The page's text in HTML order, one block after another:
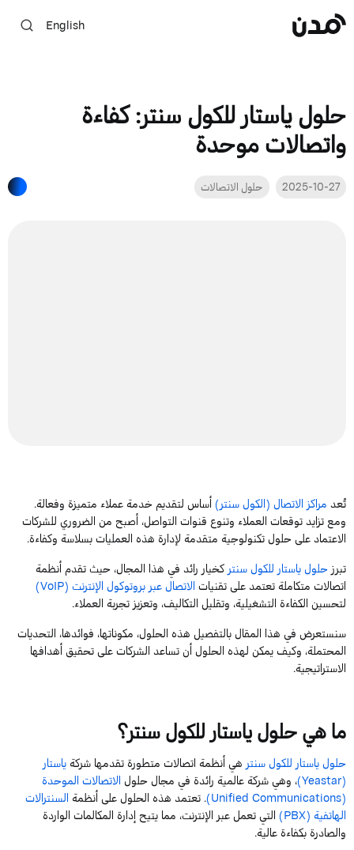
English
حلول ياستار للكول سنتر: كفاءة
واتصالات موحدة
2025-10-27 حلول الاتصالات
تُعدمراكزالاتصال(الكولسنتر)أساسلتقديمخدمةعملاءمتميزةوفعالة.
ومعتزايدتوقعاتالعملاءوتنوع قنواتالتواصل،أصبح منالضروريللشركات
الاعتمادعلىحلولتكنولوجيةمتقدمةلإدارةهذهالعملياتبسلاسةوكفاءة.
تبرزحلولياستارللكولسنتركخياررائدفيهذا المجال،حيثتقدمأنظمة
اتصالاتمتكاملةتعتمدعلىتقنياتالاتصالعبربروتوكولالإنترنت(
VoIP
)
لتحسينالكفاءةالتشغيلية، وتقليلالتكاليف، وتعزيزتجربةالعملاء.
سنستعرضفيهذا المقالبالتفصيلهذه الحلول، مكوناتها، فوائدها، التحديات
المحتملة، وكيفيمكنلهذهالحلولأنتساعدالشركاتعلىتحقيقأهدافها
الاستراتيجية.
ماهيحلولياستارللكولسنتر؟
حلولياستارللكولسنترهيأنظمةاتصالاتمتطورةتقدمهاشركةياستار
(
Yeastar
)، وهيشركةعالميةرائدةفيمجالحلولالاتصالاتالموحدة
(
UnifiedCommunications
)
.تعتمدهذهالحلولعلىأنظمةالسنترالات
الهاتفية(
PBX
) التيتعملعبرالإنترنت، ممايتيحإدارةالمكالماتالواردة
والصادرةبكفاءةعالية.